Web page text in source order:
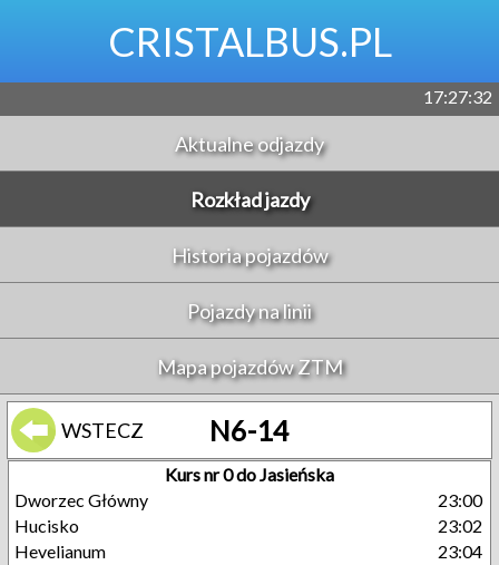
CRISTALBUS.PL
17:27:32
Aktualne odjazdy
Rozkład jazdy
Historia pojazdów
Pojazdy na linii
Mapa pojazdów ZTM
WSTECZ N6-14
Kurs nr 0 do Jasieńska
Dworzec Główny
23:00
Hucisko
23:02
Hevelianum
23:04